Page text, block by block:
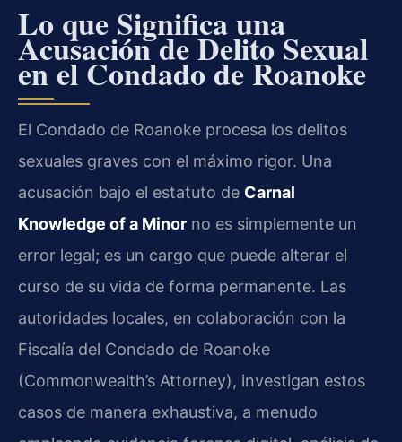
Lo que Significa una
Acusación de Delito Sexual
en el Condado de Roanoke
El Condado de Roanoke procesa los delitos
sexuales graves con el máximo rigor. Una
acusación bajo el estatuto de Carnal
Knowledge of a Minor no es simplemente un
error legal; es un cargo que puede alterar el
curso de su vida de forma permanente. Las
autoridades locales, en colaboración con la
Fiscalía del Condado de Roanoke
(Commonwealth’s Attorney), investigan estos
casos de manera exhaustiva, a menudo